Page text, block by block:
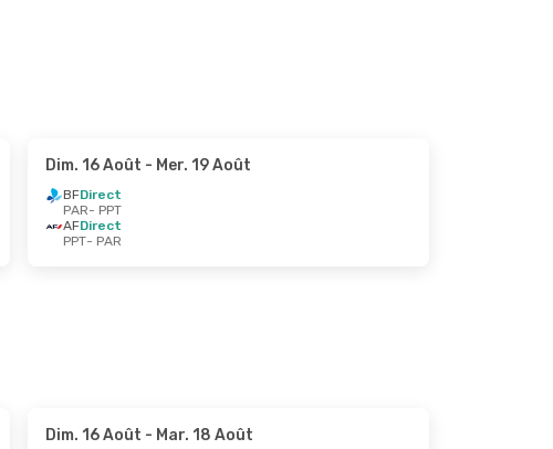
Dim. 16 Août - Mer. 19 Août
BFDirect
PAR- PPT
AFDirect
PPT- PAR
Dim. 16 Août - Mar. 18 Août